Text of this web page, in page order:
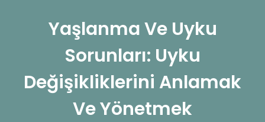
Yaşlanma Ve Uyku
Sorunları: Uyku
Değişikliklerini Anlamak
Ve Yönetmek